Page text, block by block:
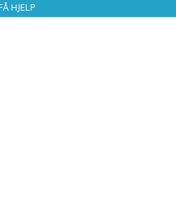
HJELP